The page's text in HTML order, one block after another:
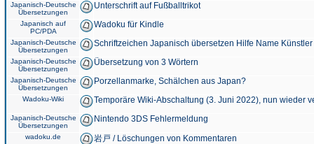
Japanisch-Deutsche
Übersetzungen
Unterschrift auf Fußballtrikot
Japanisch auf
PC/PDA
Wadoku für Kindle
Japanisch-Deutsche
Übersetzungen
Schriftzeichen Japanisch übersetzen Hilfe Name
Japanisch-Deutsche
Übersetzungen
Übersetzung von 3 Wörtern
Japanisch-Deutsche
Übersetzungen
Porzellanmarke, Schälchen aus Japan?
Wadoku-Wiki Temporäre Wiki-Abschaltung (3. Juni 2022), nun wieder
Japanisch-Deutsche
Übersetzungen
Nintendo 3DS Fehlermeldung
wadoku.de 岩戸 / Löschungen von Kommentaren